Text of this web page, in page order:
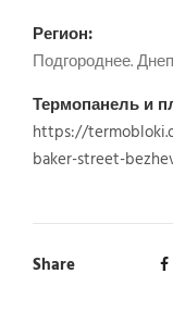
Регион:
Подгороднее.
Термопанель и
https://
baker-street-
Share